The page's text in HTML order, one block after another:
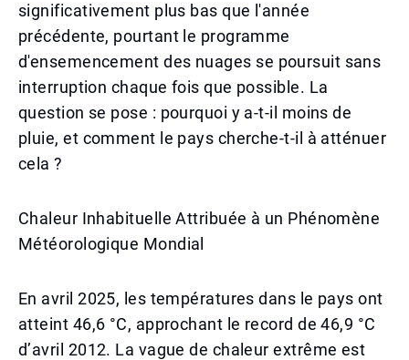
significativement plus bas que l'année
précédente, pourtant le programme
d'ensemencement des nuages se poursuit sans
interruption chaque fois que possible. La
question se pose : pourquoi y a-t-il moins de
pluie, et comment le pays cherche-t-il à atténuer
cela ?
Chaleur Inhabituelle Attribuée à un Phénomène
Météorologique Mondial
En avril 2025, les températures dans le pays ont
atteint 46,6 °C, approchant le record de 46,9 °C
d’avril 2012. La vague de chaleur extrême est